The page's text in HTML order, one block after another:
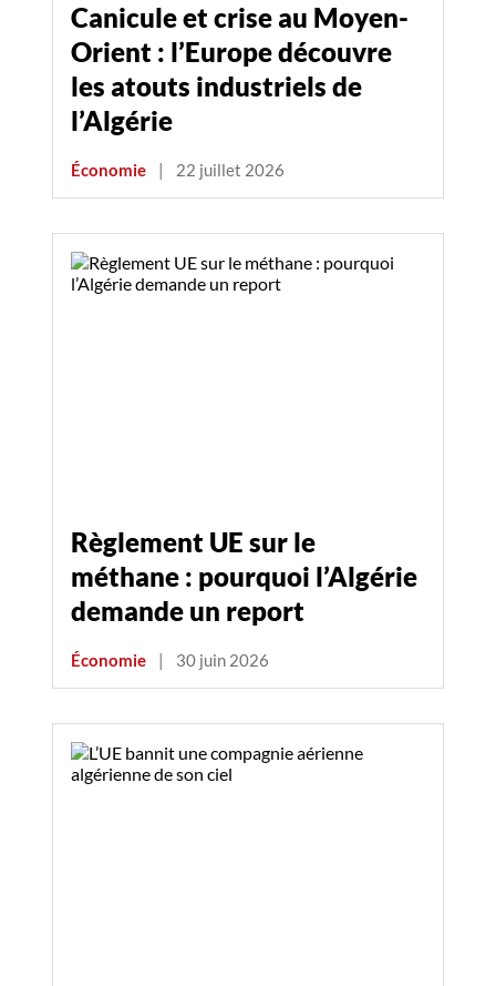
Canicule et crise au Moyen-
Orient : l’Europe découvre
les atouts industriels de
l’Algérie
Économie | 22 juillet 2026
Règlement UE sur le
méthane : pourquoi l’Algérie
demande un report
Économie | 30 juin 2026